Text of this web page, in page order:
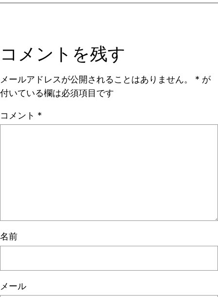
コメントを残す
メールアドレスが公開されることはありません。 * が
付いている欄は必須項目です
コメント *
名前
メール